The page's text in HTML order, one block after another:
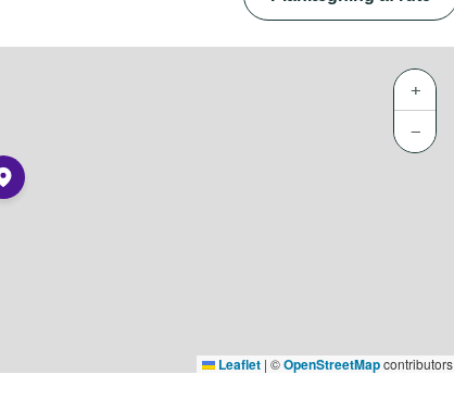
+
−
Leaflet | ©OpenStreetMapcontributors